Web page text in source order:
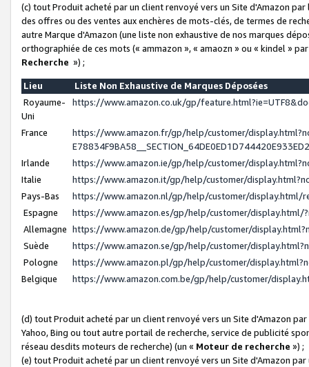
(c) tout Produit acheté par un client renvoyé vers un Site d'Amazon
des offres ou des ventes aux enchères de mots-clés, de termes de
autre Marque d'Amazon (une liste non exhaustive de nos marques
orthographiée de ces mots (« ammazon », « amaozn » ou « kindel »
Recherche ») ;
Lieu
Liste Non Exhaustive de Marques Déposées
Royaume-
Uni
https://www.amazon.co.uk/gp/
France
https://www.amazon.fr/gp/help/customer/
Irlande
https://www.amazon.ie/gp/help/customer/
Italie
https://www.amazon.it/gp/help/customer/
Pays-Bas
https://www.amazon.nl/gp/help/customer/display.html/
Espagne
https://www.amazon.es/gp/help/customer/display.html/
Allemagne https://www.amazon.de/gp/help/customer/
Suède
https://www.amazon.se/gp/help/customer/
Pologne
https://www.amazon.pl/gp/help/customer/
Belgique
https://www.amazon.com.be/gp/help/customer/
(d) tout Produit acheté par un client renvoyé vers un Site d'Amazon
Yahoo, Bing ou tout autre portail de recherche, service de publicité
réseau desdits moteurs de recherche) (un « Moteur de recherche ») ;
(e) tout Produit acheté par un client renvoyé vers un Site d'Amazon